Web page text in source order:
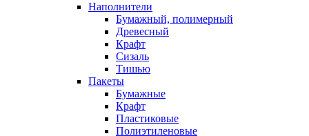
Наполнители
Бумажный, полимерный
Древесный
Крафт
Сизаль
Тишью
Пакеты
Бумажные
Крафт
Пластиковые
Полиэтиленовые